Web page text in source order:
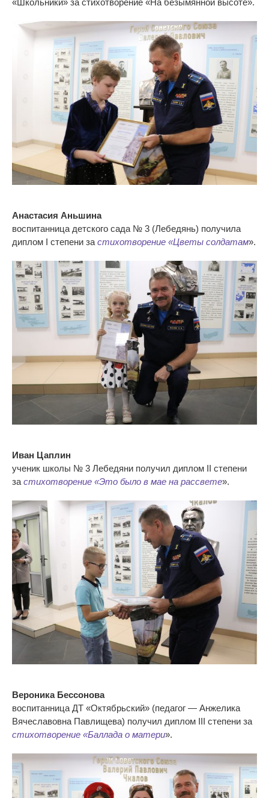
Анастасия Аньшина
воспитанница детского сада № 3 (Лебедянь) получила
диплом I степени за стихотворение «Цветы солдатам».
Иван Цаплин
ученик школы № 3 Лебедяни получил диплом II степени
за стихотворение «Это было в мае на рассвете».
Вероника Бессонова
воспитанница ДТ «Октябрьский» (педагог — Анжелика
Вячеславовна Павлищева) получил диплом III степени за
стихотворение «Баллада о матери».